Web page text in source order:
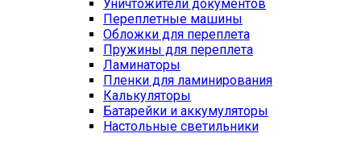
Уничтожители документов
Переплетные машины
Обложки для переплета
Пружины для переплета
Ламинаторы
Пленки для ламинирования
Калькуляторы
Батарейки и аккумуляторы
Настольные светильники